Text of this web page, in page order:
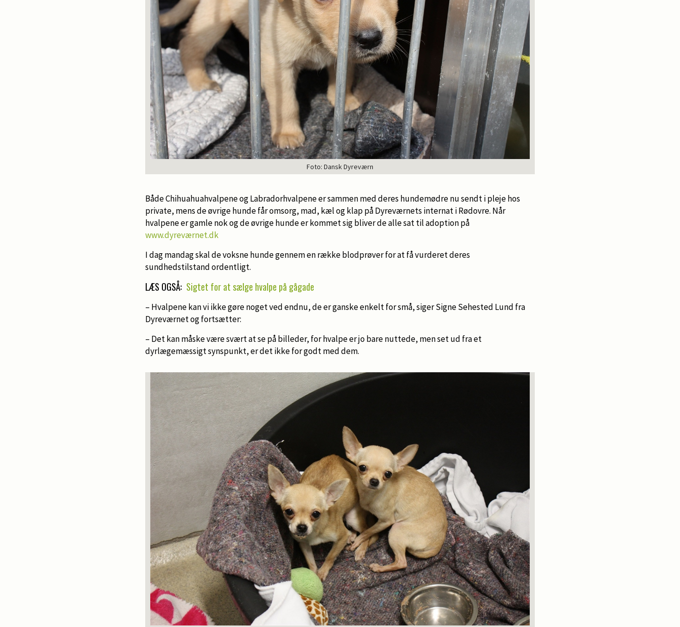
Foto: Dansk Dyreværn
Både Chihuahuahvalpene og Labradorhvalpene er sammen med deres hundemødre nu sendt i pleje hos
private, mens de øvrige hunde får omsorg, mad, kæl og klap på Dyreværnets internat i Rødovre. Når
hvalpene er gamle nok og de øvrige hunde er kommet sig bliver de alle sat til adoption på
www.dyreværnet.dk
I dag mandag skal de voksne hunde gennem en række blodprøver for at få vurderet deres
sundhedstilstand ordentligt.
LÆS OGSÅ: Sigtet for at sælge hvalpe på gågade
– Hvalpene kan vi ikke gøre noget ved endnu, de er ganske enkelt for små, siger Signe Sehested Lund fra
Dyreværnet og fortsætter:
– Det kan måske være svært at se på billeder, for hvalpe er jo bare nuttede, men set ud fra et
dyrlægemæssigt synspunkt, er det ikke for godt med dem.